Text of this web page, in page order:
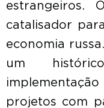
estrangeiros.
catalisador
economia
um
projetos com